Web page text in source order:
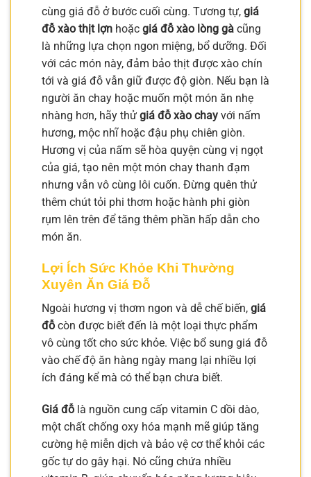
cùng giá đỗ ở bước cuối cùng. Tương tự, giá
đỗ xào thịt lợn hoặc giá đỗ xào lòng gà cũng
là những lựa chọn ngon miệng, bổ dưỡng. Đối
với các món này, đảm bảo thịt được xào chín
tới và giá đỗ vẫn giữ được độ giòn. Nếu bạn là
người ăn chay hoặc muốn một món ăn nhẹ
nhàng hơn, hãy thử giá đỗ xào chay với nấm
hương, mộc nhĩ hoặc đậu phụ chiên giòn.
Hương vị của nấm sẽ hòa quyện cùng vị ngọt
của giá, tạo nên một món chay thanh đạm
nhưng vẫn vô cùng lôi cuốn. Đừng quên thử
thêm chút tỏi phi thơm hoặc hành phi giòn
rụm lên trên để tăng thêm phần hấp dẫn cho
món ăn.
Lợi Ích Sức Khỏe Khi Thường
Xuyên Ăn Giá Đỗ
Ngoài hương vị thơm ngon và dễ chế biến, giá
đỗ còn được biết đến là một loại thực phẩm
vô cùng tốt cho sức khỏe. Việc bổ sung giá đỗ
vào chế độ ăn hàng ngày mang lại nhiều lợi
ích đáng kể mà có thể bạn chưa biết.
Giá đỗ là nguồn cung cấp vitamin C dồi dào,
một chất chống oxy hóa mạnh mẽ giúp tăng
cường hệ miễn dịch và bảo vệ cơ thể khỏi các
gốc tự do gây hại. Nó cũng chứa nhiều